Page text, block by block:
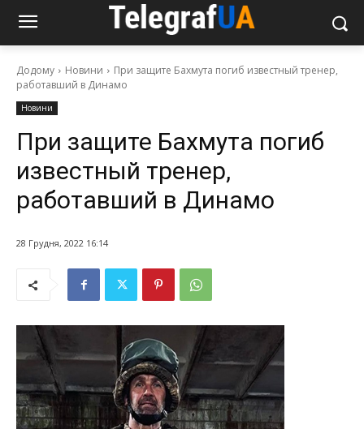
Додому Новини
При защите Бахмута погиб известный тренер,
работавший в Динамо
Новини
При защите Бахмута погиб
известный тренер,
работавший в Динамо
28 Грудня, 2022 16:14